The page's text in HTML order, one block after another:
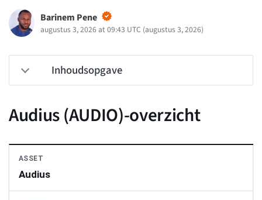
Barinem Pene
augustus 3, 2026 at 09:43 UTC (augustus 3, 2026)
Inhoudsopgave
Audius (AUDIO)-overzicht
ASSET
Audius